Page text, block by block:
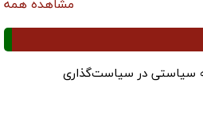
مشاهده همه
سیاستی در سیاست‌گذاری